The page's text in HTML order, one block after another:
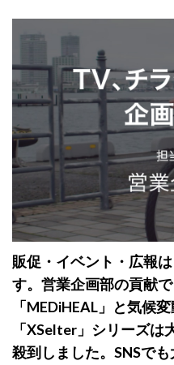
販促・イベント・広報
す。営業企画部の貢献
「MEDiHEAL」と気候
「XSelter」シリーズ
殺到しました。SNSで